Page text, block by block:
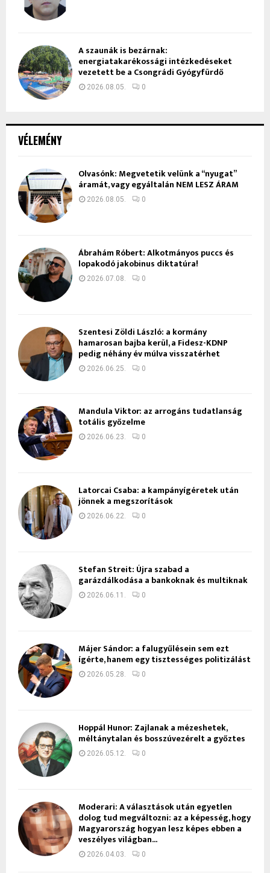
VÉLEMÉNY
Olvasónk: Megvetetik velünk a “nyugat”
áramát, vagy egyáltalán NEM LESZ ÁRAM
2026.08.05. 0
Ábrahám Róbert: Alkotmányos puccs és
lopakodó jakobinus diktatúra!
2026.07.08. 0
Szentesi Zöldi László: a kormány
hamarosan bajba kerül, a Fidesz-KDNP
pedig néhány év múlva visszatérhet
2026.06.25. 0
Mandula Viktor: az arrogáns tudatlanság
totális győzelme
2026.06.23. 0
Latorcai Csaba: a kampányígéretek után
jönnek a megszorítások
2026.06.22. 0
Stefan Streit: Újra szabad a
garázdálkodása a bankoknak és multiknak
2026.06.11. 0
Májer Sándor: a falugyűlésein sem ezt
ígérte, hanem egy tisztességes politizálást
2026.05.28. 0
Hoppál Hunor: Zajlanak a mézeshetek,
méltánytalan és bosszúvezérelt a győztes
2026.05.12. 0
Moderari: A választások után egyetlen
dolog tud megváltozni: az a képesség, hogy
Magyarország hogyan lesz képes ebben a
veszélyes világban...
2026.04.03. 0
A szaunák is bezárnak:
energiatakarékossági intézkedéseket
vezetett be a Csongrádi Gyógyfürdő
2026.08.05. 0